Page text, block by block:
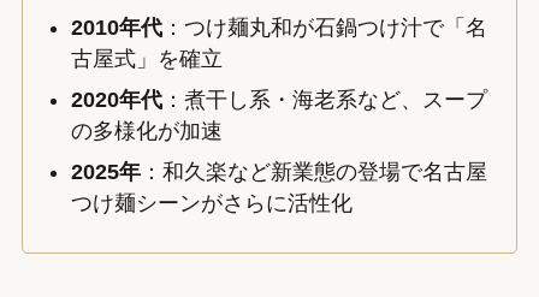
2010年代：つけ麺丸和が石鍋つけ汁で「名
古屋式」を確立
2020年代：煮干し系・海老系など、スープ
の多様化が加速
2025年：和久楽など新業態の登場で名古屋
つけ麺シーンがさらに活性化